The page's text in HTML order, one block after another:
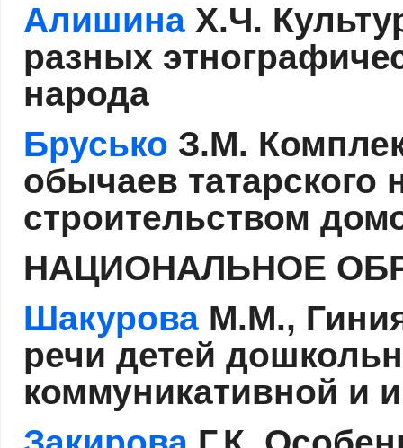
Алишина Х.Ч.
разных
народа
Брусько З.М.
обычаев татарского
строительством
НАЦИОНАЛЬНОЕ
Шакурова М.М.,
речи детей
коммуникативной и